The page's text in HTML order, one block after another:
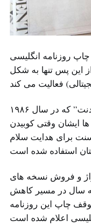
چاپ روزنامه انگلیسی
این پس تنها به شکل
روزنامه نگاران این “ایندیپندنت” که در سال ۱۹۸۶
ایشان وقتی کوبیدن
برای هدایت سلام
و فروش نسخه های
سال در مسیر کاهش
چاپ این روزنامه